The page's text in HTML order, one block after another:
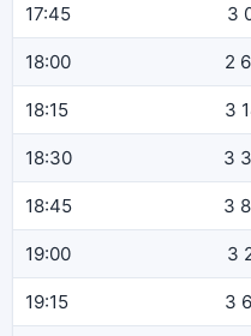
17:45 3
18:00 2
18:15 3
18:30 3
18:45 3
19:00 3
19:15 3